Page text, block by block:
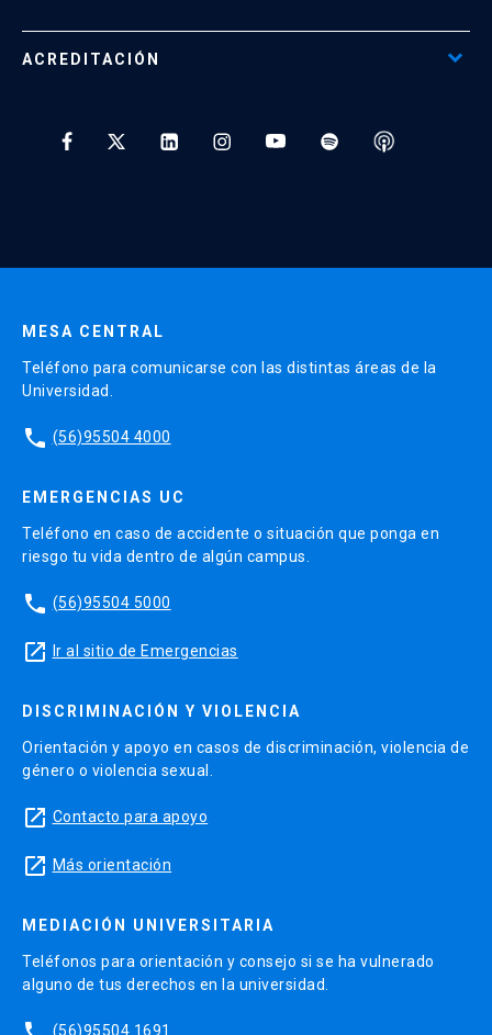
ACREDITACIÓN
MESA CENTRAL
Teléfono para comunicarse con las distintas áreas de la
Universidad.
phone (56)95504 4000
EMERGENCIAS UC
Teléfono en caso de accidente o situación que ponga en
riesgo tu vida dentro de algún campus.
phone (56)95504 5000
launch Ir al sitio de Emergencias
DISCRIMINACIÓN Y VIOLENCIA
Orientación y apoyo en casos de discriminación, violencia de
género o violencia sexual.
launch Contacto para apoyo
launch Más orientación
MEDIACIÓN UNIVERSITARIA
Teléfonos para orientación y consejo si se ha vulnerado
alguno de tus derechos en la universidad.
(56)95504 1691